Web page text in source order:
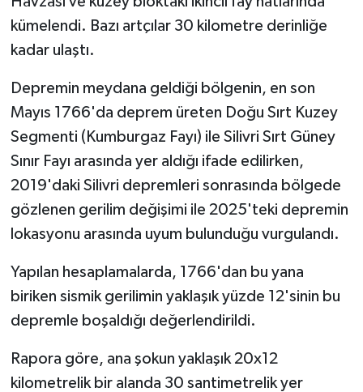
kümelendi. Bazı artçılar 30 kilometre derinliğe
kadar ulaştı.
Depremin meydana geldiği bölgenin, en son
Mayıs 1766'da deprem üreten Doğu Sırt Kuzey
Segmenti (Kumburgaz Fayı) ile Silivri Sırt Güney
Sınır Fayı arasında yer aldığı ifade edilirken,
2019'daki Silivri depremleri sonrasında bölgede
gözlenen gerilim değişimi ile 2025'teki depremin
lokasyonu arasında uyum bulunduğu vurgulandı.
Yapılan hesaplamalarda, 1766'dan bu yana
biriken sismik gerilimin yaklaşık yüzde 12'sinin bu
depremle boşaldığı değerlendirildi.
Rapora göre, ana şokun yaklaşık 20x12
kilometrelik bir alanda 30 santimetrelik yer
Eskişehir Müftülüğü
Gaziantep Müftülüğü
Giresun Müftülüğü
Gümüşhane Müftülüğü
Hakkari Müftülüğü
Iğdır Müftülüğü
Isparta Müftülüğü